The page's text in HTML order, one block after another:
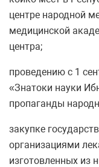
центре народной
медицинской
центра;
проведению с 1
«Знатоки науки
пропаганды
закупке
организациями
изготовленных из